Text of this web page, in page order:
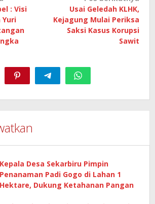
: Visi
Yuri
Usai Geledah KLHK,
Kejagung Mulai Periksa
Saksi Kasus Korupsi
Sawit
Kepala Desa Sekarbiru Pimpin
Penanaman Padi Gogo di Lahan 1
Hektare, Dukung Ketahanan Pangan